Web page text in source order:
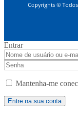
Copyrights ©
Entrar
Mantenha-me